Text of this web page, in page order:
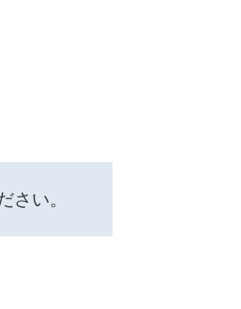
さい。